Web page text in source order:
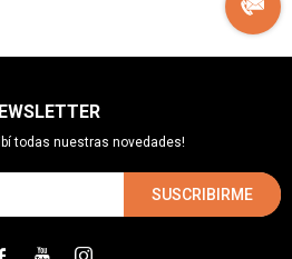
todas nuestras novedades!
SUSCRIBIRME
 